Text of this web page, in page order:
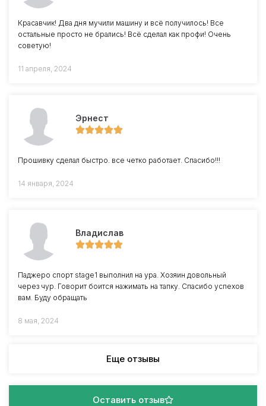
Красавчик! Два дня мучили машину и всё получилось! Все
остальные просто не брались! Всё сделал как профи! Очень
советую!
11 апреля, 2024
Эрнест
Прошивку сделал быстро. все четко работает. Спасибо!!!
14 января, 2024
Владислав
Паджеро спорт stage1 выполнил на ура. Хозяин довольный
через чур. Говорит боится нажимать на тапку. Спасибо успехов
вам. Буду обращать
8 мая, 2024
Еще отзывы
Оставить отзыв